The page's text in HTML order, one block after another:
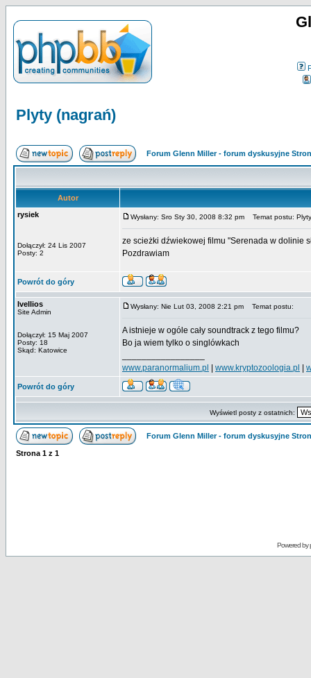
Plyty (nagrań)
Forum Glenn Miller - forum dyskusyjne
Autor
rysiek
Dołączył: 24 Lis 2007
Posty: 2
Wysłany: Sro Sty 30, 2008 8:32 pm Temat postu:
ze scieżki dźwiekowej filmu "Serenada w dolinie
Pozdrawiam
Powrót do góry
Ivellios
Site Admin
Dołączył: 15 Maj 2007
Posty: 18
Skąd: Katowice
Wysłany: Nie Lut 03, 2008 2:21 pm Temat postu:
A istnieje w ogóle cały soundtrack z tego filmu?
Bo ja wiem tylko o singlówkach
www.paranormalium.pl
www.kryptozoologia.pl
Powrót do góry
Wyświetl posty z ostatnich:
Forum Glenn Miller - forum dyskusyjne
Strona 1 z 1
Powered by